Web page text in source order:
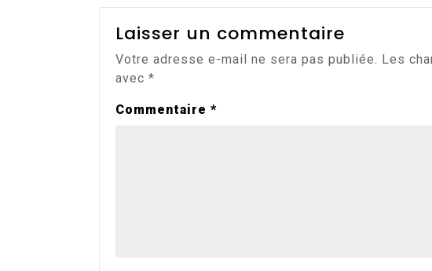
Laisser un commentaire
Votre adresse e-mail ne sera pas publiée. Les
avec *
Commentaire *